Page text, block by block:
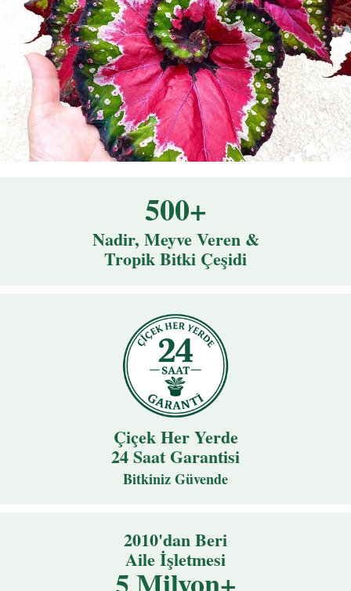
500+
Nadir, Meyve Veren &
Tropik Bitki Çeşidi
Çiçek Her Yerde
24 Saat Garantisi
Bitkiniz Güvende
2010'dan Beri
Aile İşletmesi